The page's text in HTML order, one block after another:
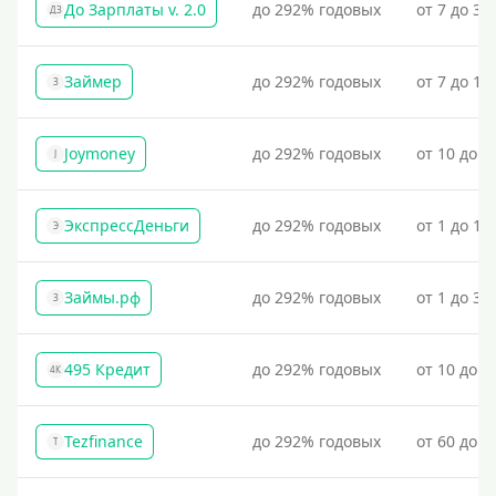
ДЗ До Зарплаты v. 2.0 до 292% годовых от 7 до
З Займер до 292% годовых от 7 до
J Joymoney до 292% годовых от 10 до
Э ЭкспрессДеньги до 292% годовых от 1 до
З Займы.рф до 292% годовых от 1 до
4К 495 Кредит до 292% годовых от 10 до
T Tezfinance до 292% годовых от 60 до